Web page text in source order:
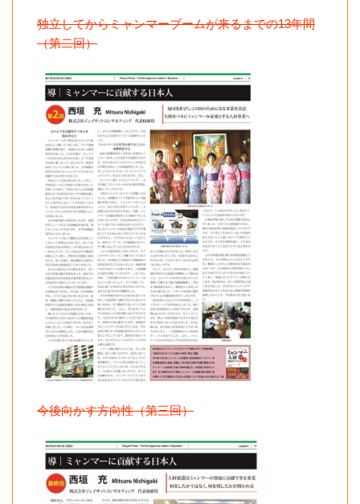
独立してからミャンマーブームが来るまでの13年間
（第二回）
今後向かす方向性（第三回）